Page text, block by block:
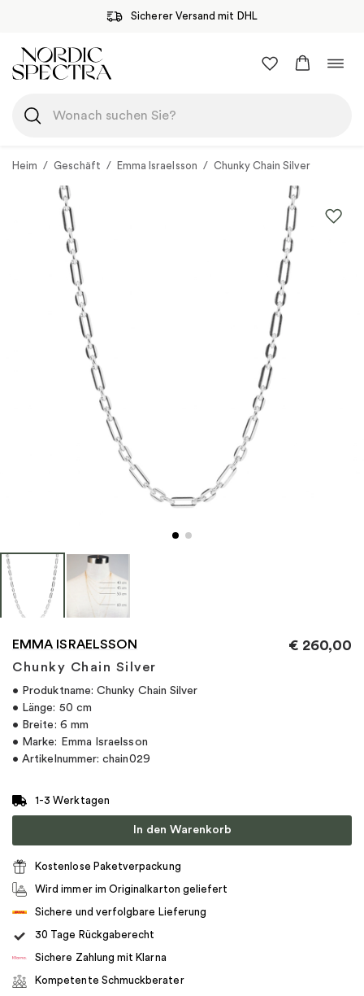
Sicherer Versand mit DHL
Inhalt
springen
Heim / Geschäft / Emma Israelsson / Chunky Chain Silver
EMMA ISRAELSSON
Chunky Chain Silver
€ 260,00
• Produktname: Chunky Chain Silver
• Länge: 50 cm
• Breite: 6 mm
• Marke: Emma Israelsson
• Artikelnummer: chain029
1-3 Werktagen
In den Warenkorb
Kostenlose Paketverpackung
Wird immer im Originalkarton geliefert
Sichere und verfolgbare Lieferung
30 Tage Rückgaberecht
Sichere Zahlung mit Klarna
Kompetente Schmuckberater